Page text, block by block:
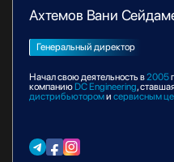
Ахтемов Вани
Генеральный директор
Начал свою деятельность в2005
компанию DC Engineering, ставшая
дистрибьютороми сервисным